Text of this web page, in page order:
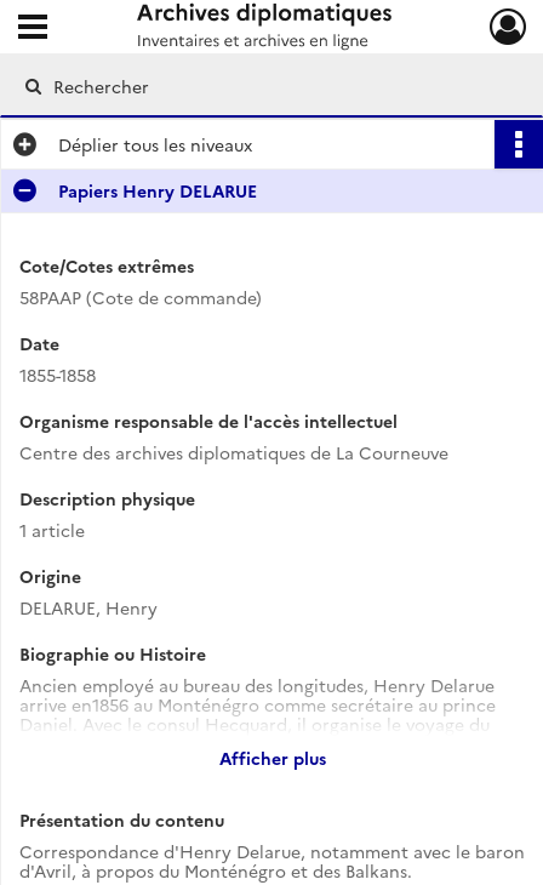
Archives diplomatiques
Ouvrir le menu déroulant
Déplier tous les niveaux
Papiers Henry DELARUE
Cote/Cotes extrêmes
58PAAP (Cote de commande)
Date
1855-1858
Organisme responsable de l'accès intellectuel
Centre des archives diplomatiques de La Courneuve
Description physique
1 article
Origine
DELARUE, Henry
Biographie ou Histoire
Ancien employé au bureau des longitudes, Henry Delarue
arrive en1856 au Monténégro comme secrétaire au prince
Daniel. Avec le consul Hecquard, il organise le voyage du
napoléon III. En mai 1858, il participe à la bataille de
Afficher plus
Présentation du contenu
Correspondance d'Henry Delarue, notamment avec le baron
d'Avril, à propos du Monténégro et des Balkans.